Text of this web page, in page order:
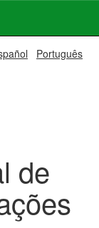
Português
de